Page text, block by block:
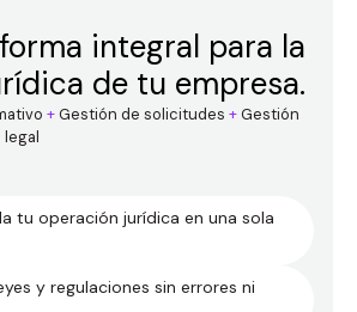
integral para la
de tu empresa.
+Gestión de solicitudes +Gestión
legal
tu operación jurídica en una sola
y regulaciones sin errores ni